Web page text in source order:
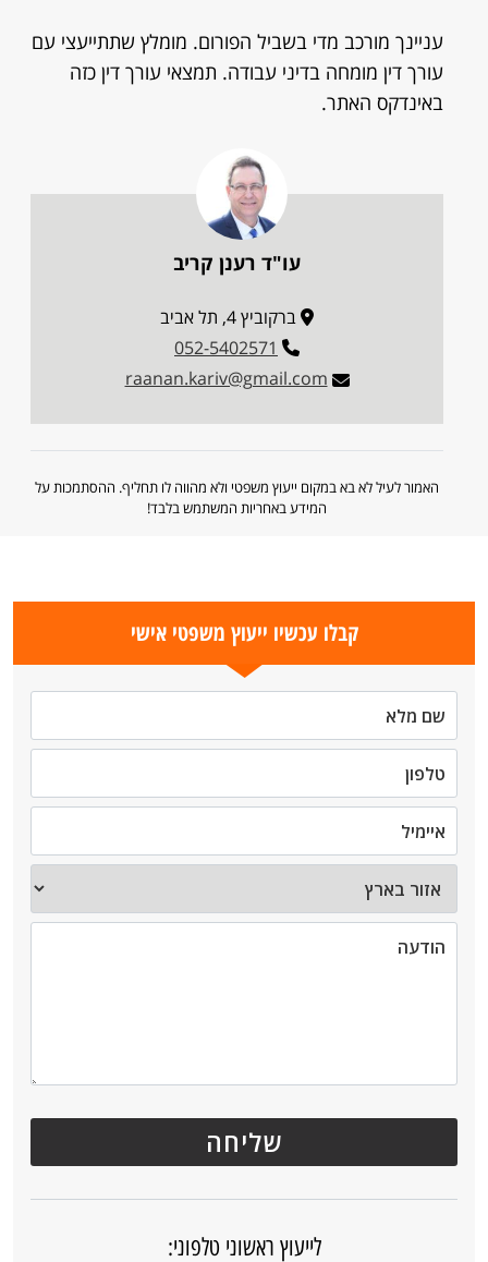
עניינך מורכב מדי בשביל הפורום. מומלץ שתתייעצי עם
עורך דין מומחה בדיני עבודה. תמצאי עורך דין כזה
באינדקס האתר.
עו"ד רענן קריב
ברקוביץ 4, תל אביב
052-5402571
raanan.kariv@gmail.com
האמור לעיל לא בא במקום ייעוץ משפטי ולא מהווה לו תחליף. ההסתמכות על
המידע באחריות המשתמש בלבד!
קבלו עכשיו ייעוץ משפטי אישי
לייעוץ ראשוני טלפוני: